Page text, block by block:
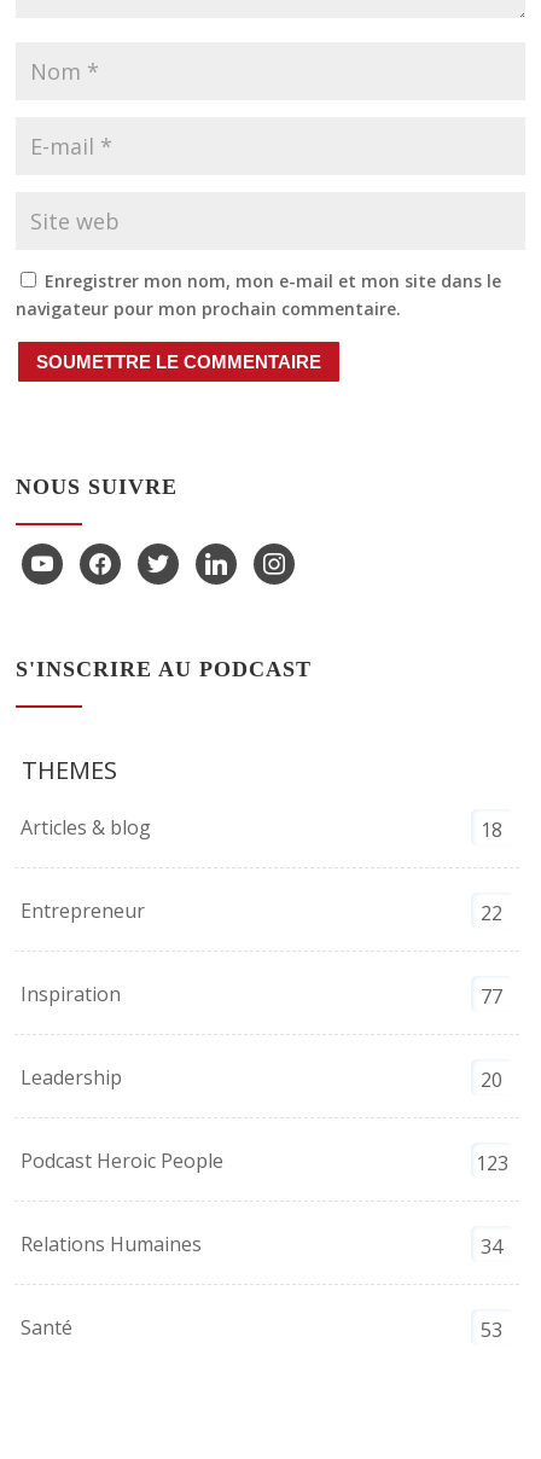
Enregistrer mon nom, mon e-mail et mon site dans le
navigateur pour mon prochain commentaire.
SOUMETTRE LE COMMENTAIRE
NOUS SUIVRE
youtubefacebooktwitter linkedin instagram
S'INSCRIRE AU PODCAST
THEMES
Articles & blog 18
Entrepreneur 22
Inspiration 77
Leadership 20
Podcast Heroic People 123
Relations Humaines 34
Santé 53